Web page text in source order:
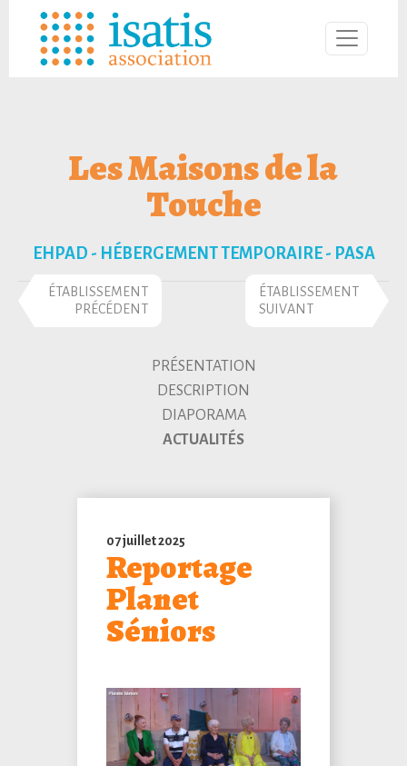
Les Maisons de la
Touche
EHPAD - HÉBERGEMENT TEMPORAIRE - PASA
ÉTABLISSEMENT
PRÉCÉDENT
ÉTABLISSEMENT
SUIVANT
PRÉSENTATION
DESCRIPTION
DIAPORAMA
ACTUALITÉS
07 juillet 2025
Reportage
Planet
Séniors